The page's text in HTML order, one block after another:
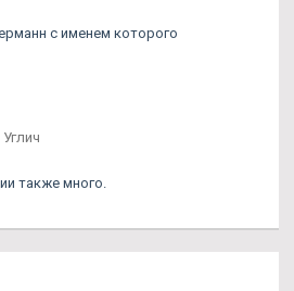
с именем которого
также много.